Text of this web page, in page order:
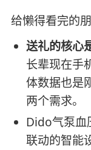
给懒得看完的
送礼的核心
长辈现在手
体数据也是
两个需求。
Dido气泵血
联动的智能